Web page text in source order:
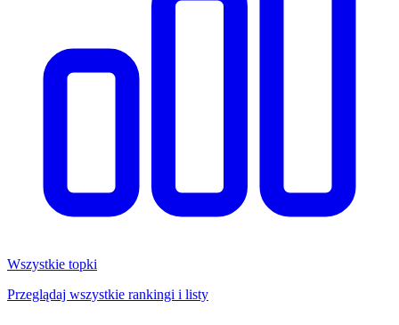
Wszystkie topki
Przeglądaj wszystkie rankingi i listy